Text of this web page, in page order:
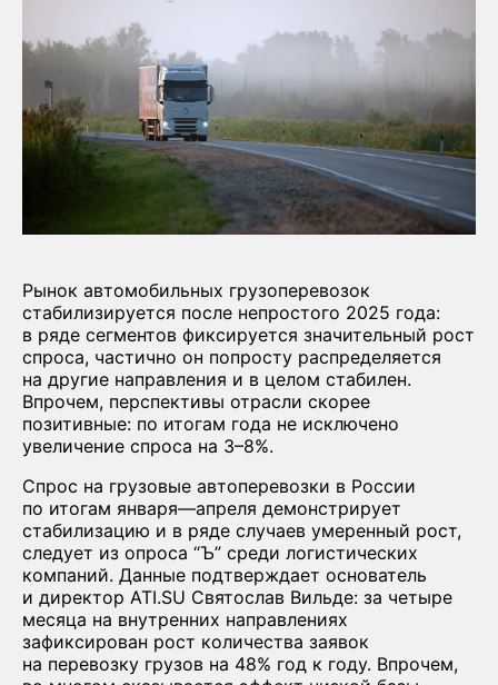
Рынок автомобильных грузоперевозок
стабилизируется после непростого 2025 года:
в ряде сегментов фиксируется значительный рост
спроса, частично он попросту распределяется
на другие направления и в целом стабилен.
Впрочем, перспективы отрасли скорее
позитивные: по итогам года не исключено
увеличение спроса на 3–8%.
Спрос на грузовые автоперевозки в России
по итогам января—апреля демонстрирует
стабилизацию и в ряде случаев умеренный рост,
следует из опроса “Ъ” среди логистических
компаний. Данные подтверждает основатель
и директор ATI.SU Святослав Вильде: за четыре
месяца на внутренних направлениях
зафиксирован рост количества заявок
на перевозку грузов на 48% год к году. Впрочем,